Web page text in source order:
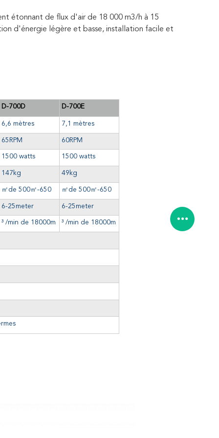
étonnant de flux d'air de 18 000 m3/h à 15
d'énergie légère et basse, installation facile et
D-700D D-700E
6,6 mètres 7,1 mètres
65RPM 60RPM
1500 watts 1500 watts
147kg 49kg
㎡de 500㎡-650 ㎡de 500㎡-650
6-25meter 6-25meter
³ /min de 18000m ³ /min de 18000m